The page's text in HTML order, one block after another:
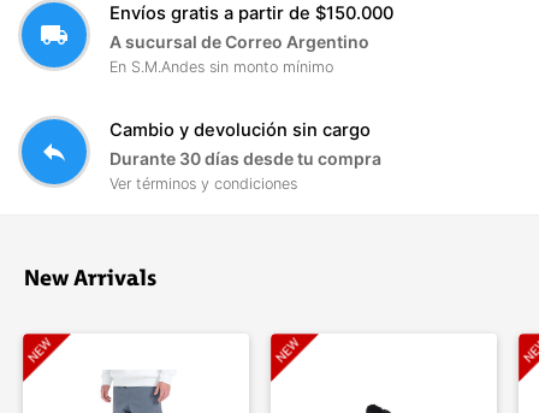
local_shipping
Envíos gratis a partir de $150.000
A sucursal de Correo Argentino
En S.M.Andes sin monto mínimo
reply
Cambio y devolución sin cargo
Durante 30 días desde tu compra
Ver términos y condiciones
New Arrivals